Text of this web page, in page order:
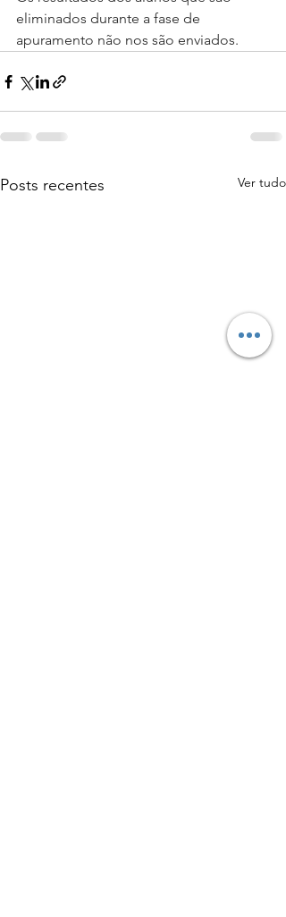
eliminados durante a fase de
apuramento não nos são enviados.
Posts recentes Ver tudo